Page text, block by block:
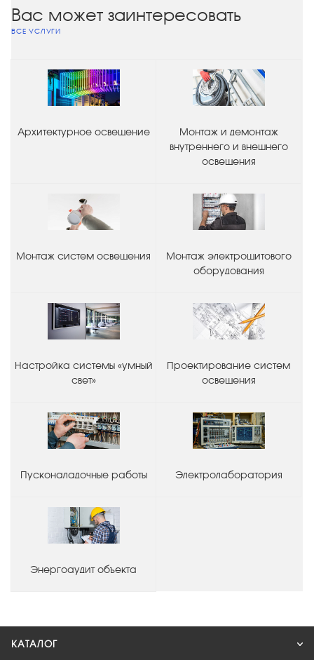
Вас может заинтересовать
ВСЕ УСЛУГИ
Архитектурное освещение
Монтаж и демонтаж
внутреннего и внешнего
освещения
Монтаж систем освещения
Монтаж электрощитового
оборудования
Настройка системы «умный
свет»
Проектирование систем
освещения
Пусконаладочные работы Электролаборатория
Энергоаудит объекта
КАТАЛОГ